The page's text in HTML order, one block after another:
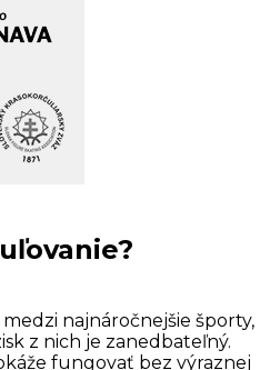
najnáročnejšie športy,
z nich je zanedbateľný.
fungovať bez výraznej